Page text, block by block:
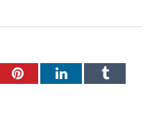
PinterestLinkedInTumblr